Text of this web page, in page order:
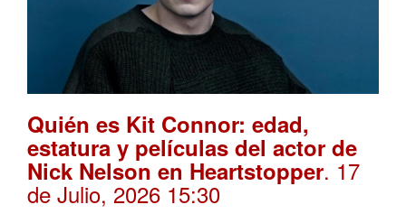
Quién es Kit Connor: edad,
estatura y películas del actor de
Nick Nelson en Heartstopper. 17
de Julio, 2026 15:30